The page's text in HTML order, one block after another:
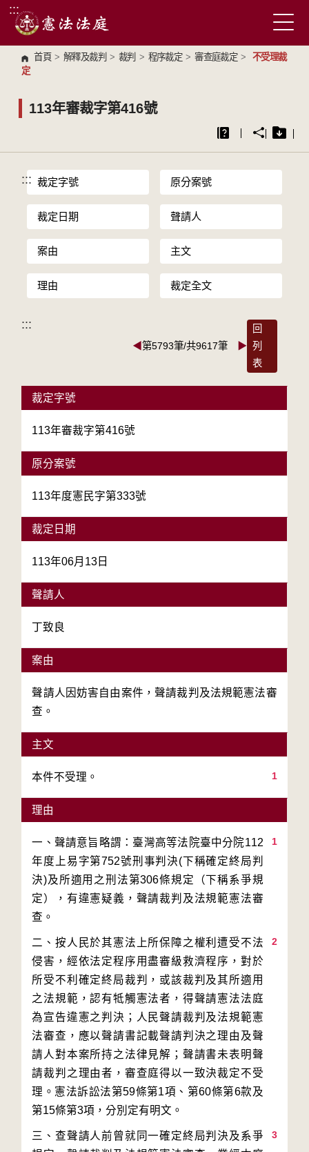
跳到主要內容區塊
:::
首頁 > 解釋及裁判 > 裁判 > 程序裁定 > 審查庭裁定 >
不受理裁
定
113年審裁字第416號
::: 裁定字號 原分案號
裁定日期 聲請人
案由 主文
理由 裁定全文
:::
◀第5793筆/共9617筆 ▶
回
列
表
裁定字號
113年審裁字第416號
原分案號
113年度憲民字第333號
裁定日期
113年06月13日
聲請人
丁致良
案由
聲請人因妨害自由案件，聲請裁判及法規範憲法審
查。
主文
1
本件不受理。
理由
1
一、聲請意旨略謂：臺灣高等法院臺中分院112
年度上易字第752號刑事判決(下稱確定終局判
決)及所適用之刑法第306條規定（下稱系爭規
定），有違憲疑義，聲請裁判及法規範憲法審
2
二、按人民於其憲法上所保障之權利遭受不法
侵害，經依法定程序用盡審級救濟程序，對於
所受不利確定終局裁判，或該裁判及其所適用
之法規範，認有牴觸憲法者，得聲請憲法法庭
為宣告違憲之判決；人民聲請裁判及法規範憲
法審查，應以聲請書記載聲請判決之理由及聲
請人對本案所持之法律見解；聲請書未表明聲
請裁判之理由者，審查庭得以一致決裁定不受
理。憲法訴訟法第59條第1項、第60條第6款及
3
三、查聲請人前曾就同一確定終局判決及系爭